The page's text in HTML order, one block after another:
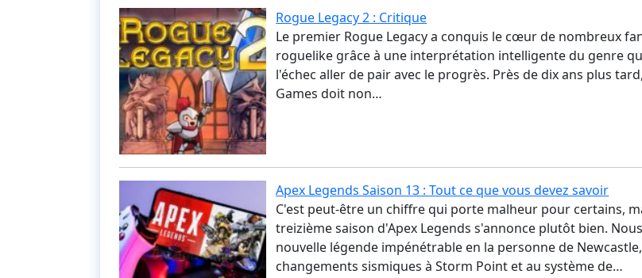
Rogue Legacy 2 : Critique
Le premier Rogue Legacy a conquis le cœur de nombreux
roguelike grâce à une interprétation intelligente du genre
l'échec aller de pair avec le progrès. Près de dix ans plus
Games doit non…
Apex Legends Saison 13 : Tout ce que vous devez savoir
C'est peut-être un chiffre qui porte malheur pour certains,
treizième saison d'Apex Legends s'annonce plutôt bien.
nouvelle légende impénétrable en la personne de
changements sismiques à Storm Point et au système de…